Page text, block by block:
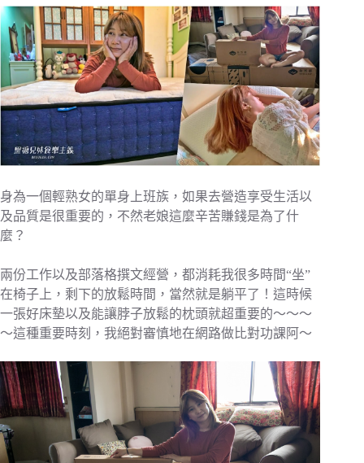
身為一個輕熟女的單身上班族，如果去營造享受生活以
及品質是很重要的，不然老娘這麼辛苦賺錢是為了什
麼？
兩份工作以及部落格撰文經營，都消耗我很多時間“坐”
在椅子上，剩下的放鬆時間，當然就是躺平了！這時候
一張好床墊以及能讓脖子放鬆的枕頭就超重要的～～～
～這種重要時刻，我絕對審慎地在網路做比對功課阿～